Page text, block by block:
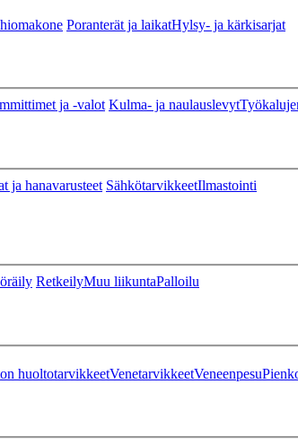
Poranterät ja laikatHylsy- ja kärkisarjat
ja -valot Kulma- ja naulauslevyt
ja hanavarusteet SähkötarvikkeetIlmastointi
RetkeilyMuu liikuntaPalloilu
huoltotarvikkeetVenetarvikkeetVeneenpesu